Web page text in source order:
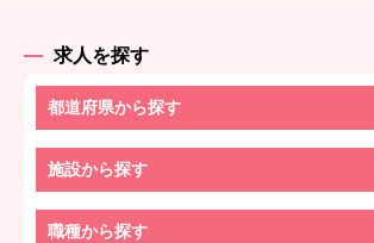
求人を探す
都道府県から探す
施設から探す
職種から探す